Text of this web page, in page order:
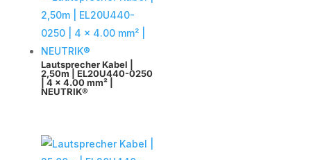
Lautsprecher Kabel |
2,50m | EL20U440-0250
| 4 x 4.00 mm² |
NEUTRIK®